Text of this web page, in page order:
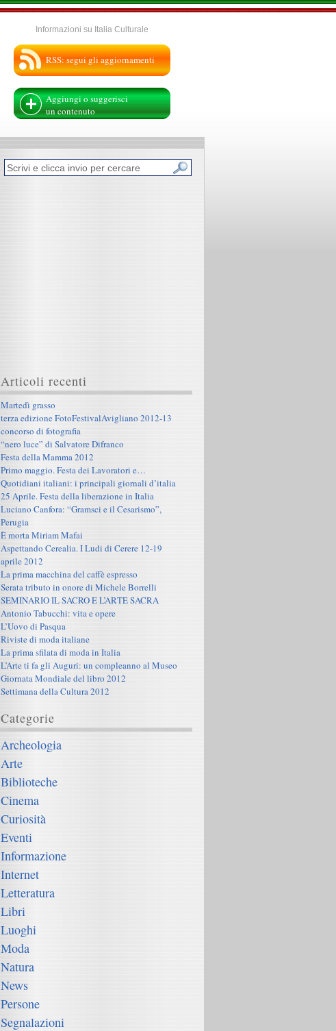
Informazioni su Italia Culturale
RSS: segui gli aggiornamenti
Aggiungi o suggerisci
un contenuto
Articoli recenti
Martedì grasso
terza edizione FotoFestivalAvigliano 2012-13
concorso di fotografia
“nero luce” di Salvatore Difranco
Festa della Mamma 2012
Primo maggio. Festa dei Lavoratori e…
Quotidiani italiani: i principali giornali d’italia
25 Aprile. Festa della liberazione in Italia
Luciano Canfora: “Gramsci e il Cesarismo”,
Perugia
È morta Miriam Mafai
Aspettando Cerealia. I Ludi di Cerere 12-19
aprile 2012
La prima macchina del caffè espresso
Serata tributo in onore di Michele Borrelli
SEMINARIO IL SACRO E L’ARTE SACRA
Antonio Tabucchi: vita e opere
L’Uovo di Pasqua
Riviste di moda italiane
La prima sfilata di moda in Italia
L’Arte ti fa gli Auguri: un compleanno al Museo
Giornata Mondiale del libro 2012
Settimana della Cultura 2012
Categorie
Archeologia
Arte
Biblioteche
Cinema
Curiosità
Eventi
Informazione
Internet
Letteratura
Libri
Luoghi
Moda
Natura
News
Persone
Segnalazioni